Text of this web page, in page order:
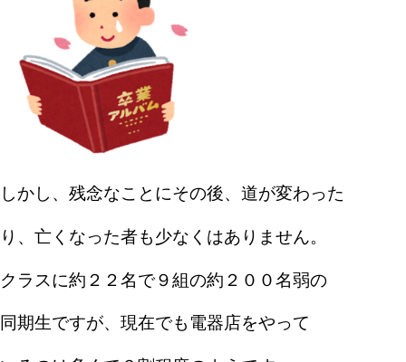
しかし、残念なことにその後、道が変わった
り、亡くなった者も少なくはありません。
クラスに約２２名で９組の約２００名弱の
同期生ですが、現在でも電器店をやって